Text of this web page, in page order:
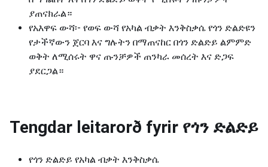
ያጠናክራል።
የአእዋፍ ውሻ፡- የወፍ ውሻ የአካል ብቃት እንቅስቃሴ የጎን ድልድዩን
የታችኛውን ጀርባ እና ግሉትን በማጠናከር በጎን ድልድይ ልምምድ
ወቅት ለሚሰሩት ዋና ጡንቻዎች ጠንካራ መሰረት እና ድጋፍ
ያደርጋል።
Tengdar leitarorð fyrir የጎን ድልድይ
የጎን ድልድይ የአካል ብቃት እንቅስቃሴ